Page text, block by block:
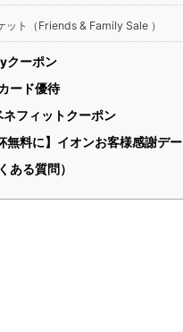
ット（Friends & Family Sale ）
クーポン
ード優待
フィットクーポン
無料に】イオンお客様感謝デー
ある質問）